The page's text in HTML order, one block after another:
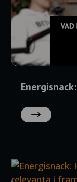
LÄS
MER